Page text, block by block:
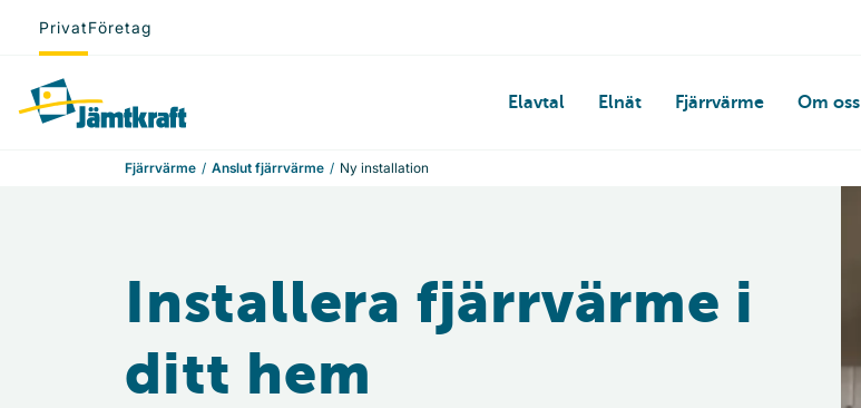
PrivatFöretag
Till startsidan
Elavtal Elnät Fjärrvärme Om oss
Fjärrvärme Anslut fjärrvärme Ny installation
Installera fjärrvärme i
ditt hem